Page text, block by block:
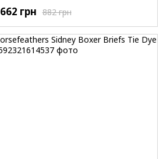
882 грн
662 грн